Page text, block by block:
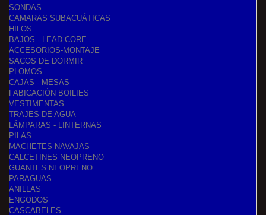
SONDAS
CAMARAS SUBACUÁTICAS
HILOS
BAJOS - LEAD CORE
ACCESORIOS-MONTAJE
SACOS DE DORMIR
PLOMOS
CAJAS - MESAS
FABICACIÓN BOILIES
VESTIMENTAS
TRAJES DE AGUA
LÁMPARAS - LINTERNAS
PILAS
MACHETES-NAVAJAS
CALCETINES NEOPRENO
GUANTES NEOPRENO
PARAGUAS
ANILLAS
ENGODOS
CASCABELES